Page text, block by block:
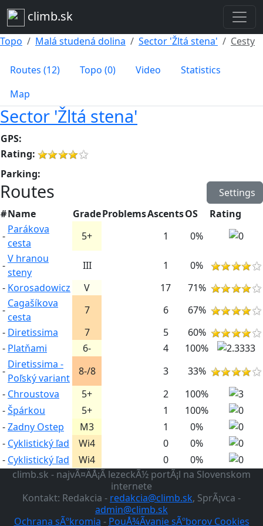
climb.sk
Topo Malá studená dolina Sector 'Žltá stena' Cesty
Routes (12) Topo (0) Video
Statistics
Map
Sector 'Žltá stena'
GPS:
Rating:
Parking:
Routes
Settings
#Name GradeProblemsAscentsOS
Rating
-
Parákova
cesta
5+ 1 0%
-
V hranou
steny
III 1
0%
- Korosadowicz V 17
71%
-
Cagašíkova
cesta
7 6
67%
- Diretissima 7 5
60%
- Platňami 6- 4
100%
-
Diretissima -
Poľský variant
8-/8 3
33%
- Chroustova 5+ 2
100%
- Špárkou 5+ 1
100%
- Zadny Ostep M3 1
0%
- Cyklistický ľad Wi4 0
0%
- Cyklistický ľad Wi4 0
0%
climb.sk - najvÃ¤ÄÅ¡Ã­ lezeckÃ½ portÃ¡l na Slovenskom
internete
Kontakt: Redakcia - redakcia@climb.sk, SprÃ¡vca -
admin@climb.sk
Ochrana sÃºkromia - PouÅ¾Ã­vanie sÃºborov Cookies